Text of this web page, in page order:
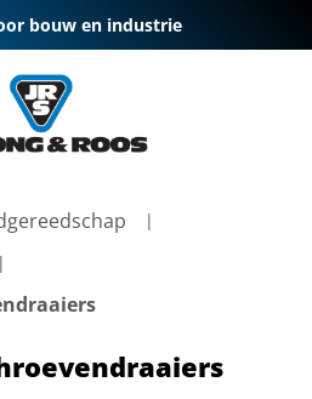
bouw en industrie